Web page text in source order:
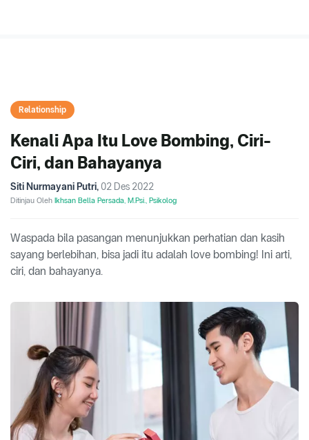
Relationship
Kenali Apa Itu Love Bombing, Ciri-
Ciri, dan Bahayanya
Siti Nurmayani Putri, 02 Des 2022
Ditinjau Oleh Ikhsan Bella Persada, M.Psi., Psikolog
Waspada bila pasangan menunjukkan perhatian dan kasih
sayang berlebihan, bisa jadi itu adalah love bombing! Ini arti,
ciri, dan bahayanya.